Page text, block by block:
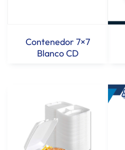
Contenedor 7×7
Blanco CD